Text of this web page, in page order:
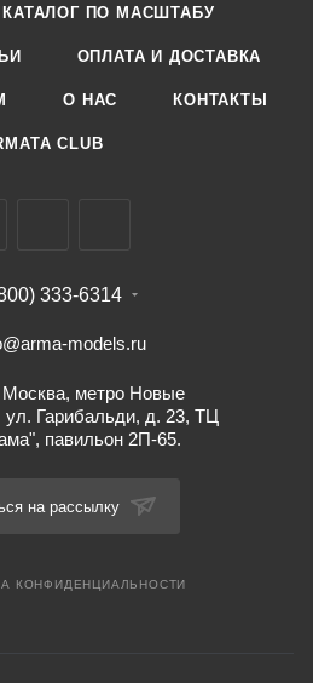
КАТАЛОГ ПО МАСШТАБУ
ОПЛАТА И ДОСТАВКА
О НАС КОНТАКТЫ
CLUB
333-6314
models.ru
Москва, метро Новые
Гарибальди, д. 23, ТЦ
павильон 2П-65.
на рассылку
КОНФИДЕНЦИАЛЬНОСТИ